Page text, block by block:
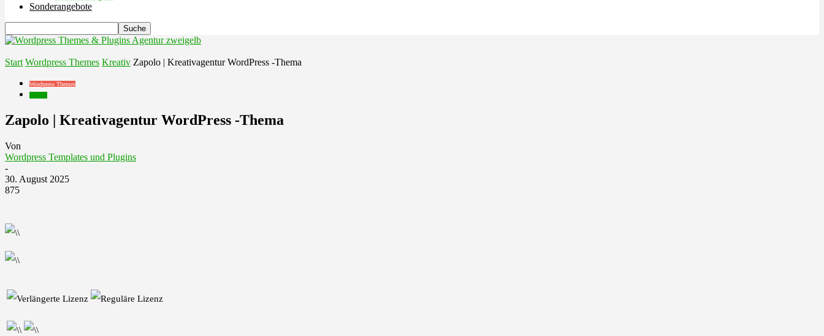
Sonderangebote
Agentur zweigelb
Start Wordpress Themes Kreativ Zapolo | Kreativagentur WordPress -Thema
Wordpress Themes
Zapolo | Kreativagentur WordPress -Thema
Von
Wordpress Templates und Plugins
-
30. August 2025
875